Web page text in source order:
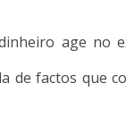
age no
de factos que